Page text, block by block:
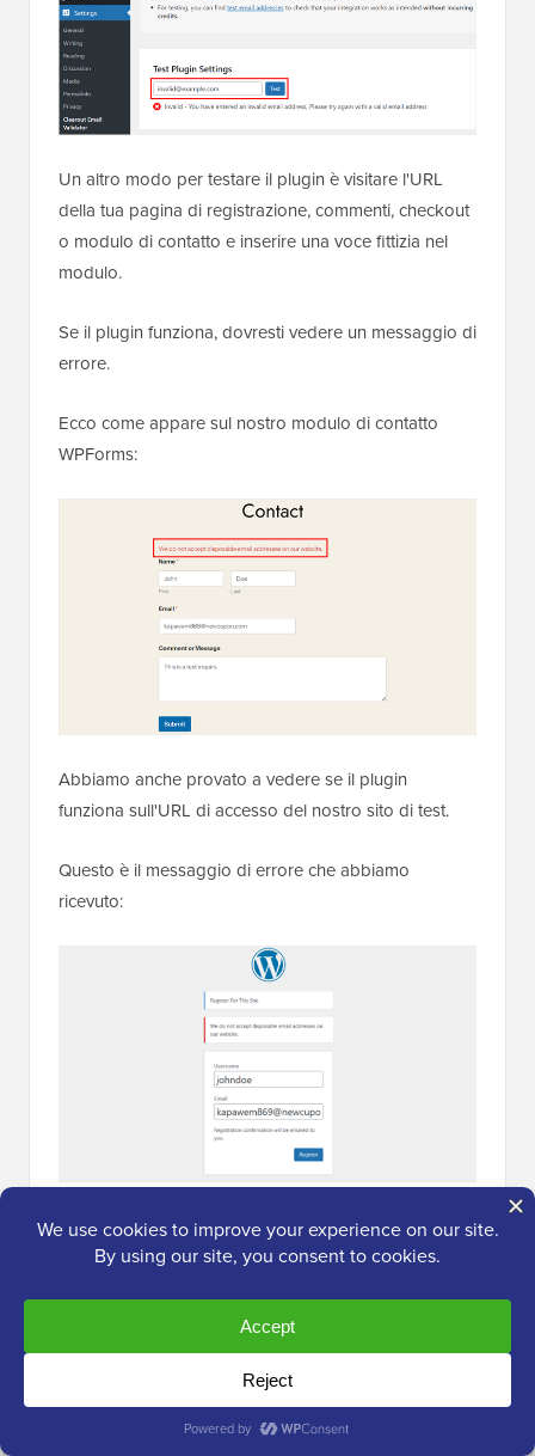
Un altro modo per testare il plugin è visitare l'URL
della tua pagina di registrazione, commenti, checkout
o modulo di contatto e inserire una voce fittizia nel
modulo.
Se il plugin funziona, dovresti vedere un messaggio di
errore.
Ecco come appare sul nostro modulo di contatto
WPForms:
Abbiamo anche provato a vedere se il plugin
funziona sull'URL di accesso del nostro sito di test.
Questo è il messaggio di errore che abbiamo
ricevuto:
Suggerimento bonus: Utilizza un plugin
per moduli con protezione antispam
Bloccare i servizi di email usa e getta è uno dei modi
migliori per mantenere sicuro il tuo sito e assicurarti di
Ma sfortunatamente, ogni giorno vengono generati